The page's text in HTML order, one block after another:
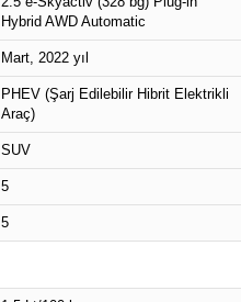
Hybrid AWD Automatic
Mart, 2022 yıl
PHEV (Şarj Edilebilir Hibrit Elektrikli
Araç)
SUV
5
5